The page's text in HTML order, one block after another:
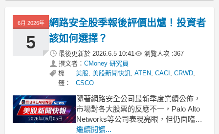
6月 2026年
5
網路安全股季報後評價出爐！投資者
該如何選擇？
最後更新於 2026.6.5 10:41 瀏覽人次 :367
撰文者： CMoney 研究員
標
籤：
美股,美股新聞快訊,ATEN,CACI ,CRWD,
CSCO
隨著網路安全公司最新季度業績公佈，
市場對各大股票的反應不一，Palo Alto
Networks等公司表現亮眼，但仍面臨估
值和前景壓力。 .badgeprice-container {
繼續閱讀...